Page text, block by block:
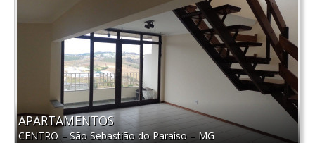
APARTAMENTOS
CENTRO –São Sebastião do Paraíso –MG